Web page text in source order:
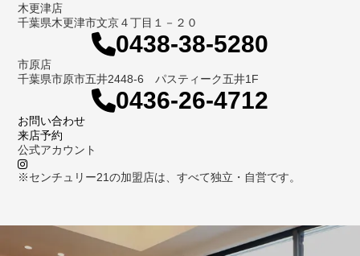
木更津店
千葉県木更津市文京４丁目１－２０
0438-38-5280
市原店
千葉県市原市五井2448-6 パスティーク五井1F
0436-26-4712
お問い合わせ
来店予約
公式アカウント
※センチュリー21の加盟店は、すべて独立・自営です。